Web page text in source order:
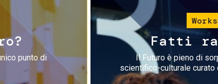
punto di
Fatti
Il Futuro è pieno di
scientifico-culturale